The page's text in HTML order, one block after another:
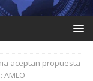
aceptan propuesta